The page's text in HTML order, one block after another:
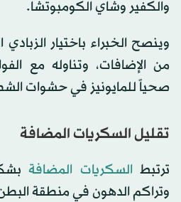
والكفير وشاي الكومبوتشا.
وينصح الخبراء باختيار الزبادي
من الإضافات، وتناوله مع
صحياً للمايونيز في حشوات
تقليل السكريات المضافة
ترتبط السكريات المضافة
وتراكم الدهون في منطقة